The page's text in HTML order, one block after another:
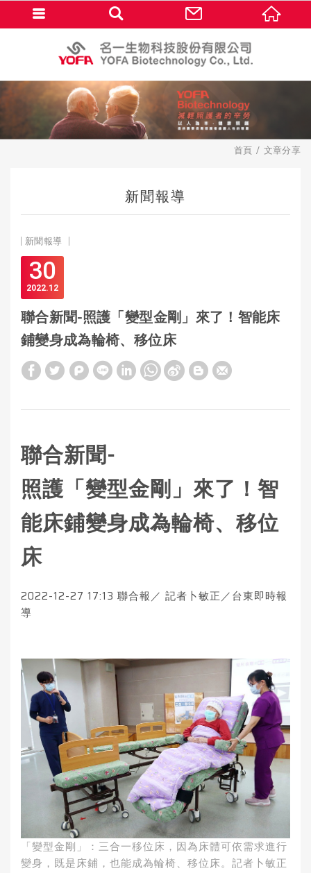
首頁 文章分享
新聞報導
新聞報導
30
12
2022
聯合新聞-照護「變型金剛」來了！智能床
鋪變身成為輪椅、移位床
聯合新聞-
照護「變型金剛」來了！智
能床鋪變身成為輪椅、移位
床
2022-12-27 17:13 聯合報／ 記者 卜敏正／台東即時報
導
「變型金剛」：三合一移位床，因為床體可依需求進行
變身，既是床鋪，也能成為輪椅、移位床。記者卜敏正